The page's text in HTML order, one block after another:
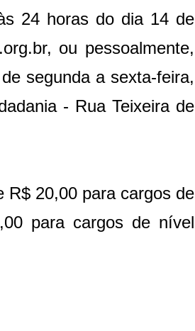
24 horas do dia 14 de
ou pessoalmente,
segunda a sexta-feira,
- Rua Teixeira de
R$ 20,00 para cargos de
para cargos de nível